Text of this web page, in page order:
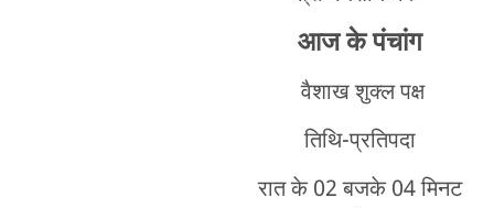
आज के पंचांग
वैशाख शुक्ल पक्ष
तिथि-प्रतिपदा
रात के 02 बजके 04 मिनट